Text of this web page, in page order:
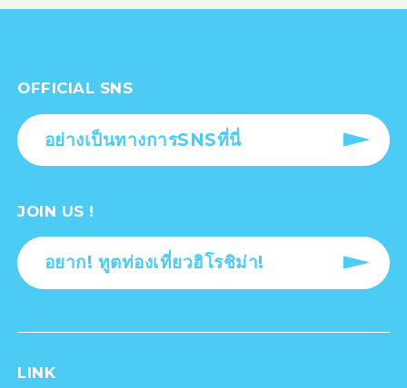
OFFICIAL SNS
อย่างเป็นทางการSNSที่นี่
JOIN US !
อยาก! ทูตท่องเที่ยวฮิโรชิม่า!
LINK